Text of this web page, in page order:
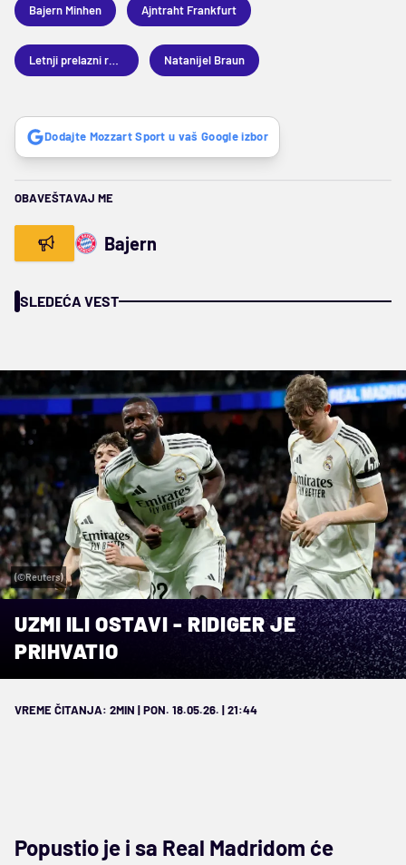
Bajern Minhen Ajntraht Frankfurt
Natanijel Braun
Dodajte Mozzart Sport u vaš Google izbor
OBAVEŠTAVAJ ME
Bajern
SLEDEĆA VEST
(©Reuters)
UZMI ILI OSTAVI - RIDIGER JE
PRIHVATIO
VREME ČITANJA: 2MIN | PON. 18.05.26. | 21:44
Popustio je i sa Real Madridom će